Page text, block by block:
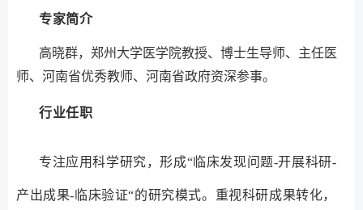
专家简介
高晓群，郑州大学医学院教授、博士生导师、主任医
师、河南省优秀教师、河南省政府资深参事。
行业任职
专注应用科学研究，形成“临床发现问题-开展科研-
产出成果-临床验证“的研究模式。重视科研成果转化，